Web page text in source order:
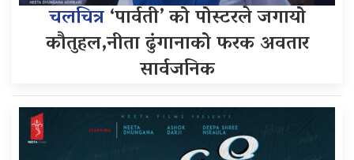
चलचित्र‘पार्वती’ को पोस्टरले जगायो
कौतुहल,नीता ढुंगानाको फरक अवतार
सार्वजनिक